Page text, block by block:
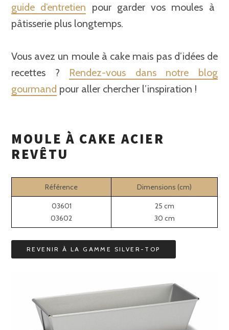
guide d’entretien pour garder vos moules à
pâtisserie plus longtemps.
Vous avez un moule à cake mais pas d’idées de
recettes ? Rendez-vous dans notre blog
gourmand pour aller chercher l’inspiration !
MOULE À CAKE ACIER
REVÊTU
Référence Dimensions (cm)
03601
03602
25 cm
30 cm